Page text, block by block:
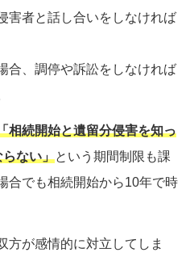
害者と話し合いをしなければ
合、調停や訴訟をしなければ
相続開始と遺留分侵害を知っ
ない」という期間制限も課
合でも相続開始から10年で時
方が感情的に対立してしま